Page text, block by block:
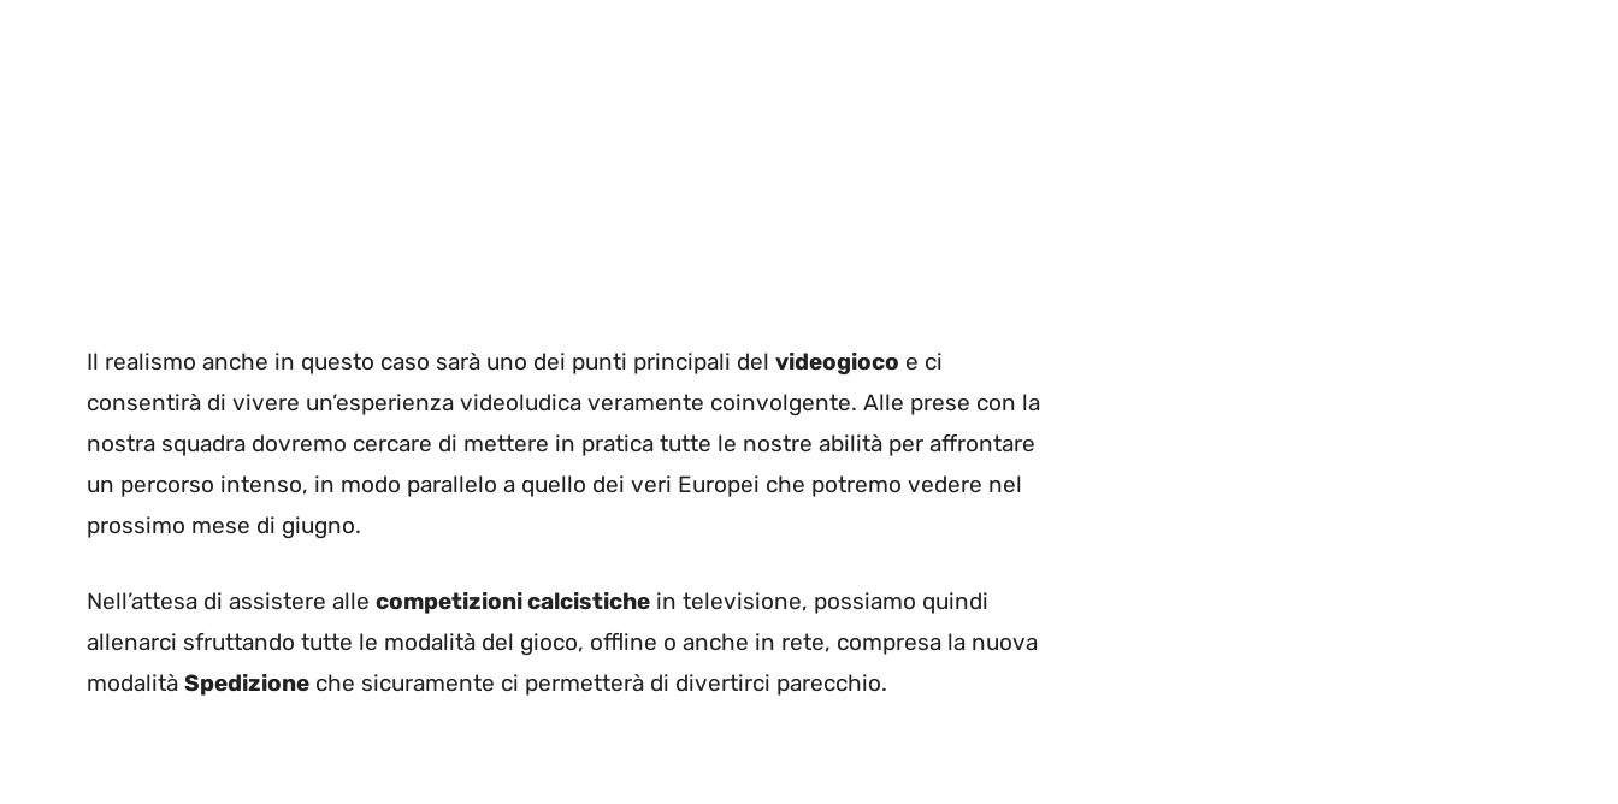
Il realismo anche in questo caso sarà uno dei punti principali del videogioco e ci
consentirà di vivere un’esperienza videoludica veramente coinvolgente. Alle prese con la
nostra squadra dovremo cercare di mettere in pratica tutte le nostre abilità per affrontare
un percorso intenso, in modo parallelo a quello dei veri Europei che potremo vedere nel
prossimo mese di giugno.
Nell’attesa di assistere alle competizioni calcistiche in televisione, possiamo quindi
allenarci sfruttando tutte le modalità del gioco, offline o anche in rete, compresa la nuova
modalità Spedizione che sicuramente ci permetterà di divertirci parecchio.